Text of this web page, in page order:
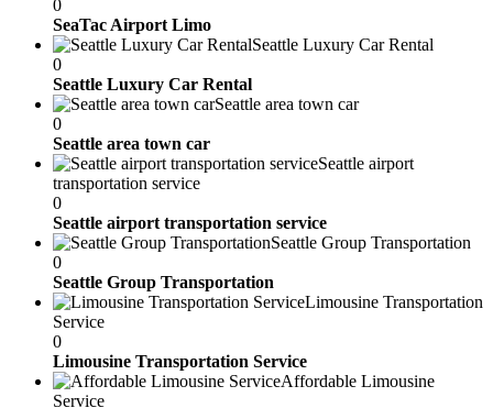
0
SeaTac Airport Limo
Seattle Luxury Car Rental
0
Seattle Luxury Car Rental
Seattle area town car
0
Seattle area town car
Seattle airport
transportation service
0
Seattle airport transportation service
Seattle Group Transportation
0
Seattle Group Transportation
Limousine Transportation
Service
0
Limousine Transportation Service
Affordable Limousine
Service